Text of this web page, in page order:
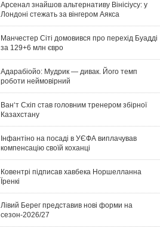
Арсенал знайшов альтернативу Вінісіусу: у
Лондоні стежать за вінгером Аякса
Манчестер Сіті домовився про перехід Буадді
за 129+6 млн євро
Адарабіойо: Мудрик — дивак. Його темп
роботи неймовірний
Ван‘т Схіп став головним тренером збірної
Казахстану
Інфантіно на посаді в УЄФА виплачував
компенсацію своїй коханці
Ковентрі підписав хавбека Норшелланна
Їренкі
Лівий Берег представив нові форми на
сезон-2026/27